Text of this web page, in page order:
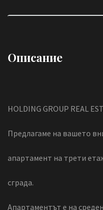
Описание
HOLDING GROUP REAL
Предлагаме на вашето
апартамент на трети
сграда.
Апартаментът е на